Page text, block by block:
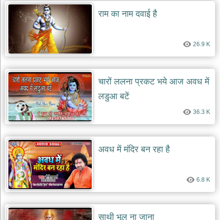
देश
भजन
patriotic
bhajans
खाटू
श्याम
भजन
khatu
shaym
bhajans
सती
दादी
भजन
rani
sati
dadi
bhajans
बावा
लाल
राम का नाम दवाई है
26.9 K
चारों ललना प्रकट भये आज अवध में
लडुआ बटें
36.3 K
अवध में मंदिर बन रहा है
6.8 K
साथी भूल ना जाना